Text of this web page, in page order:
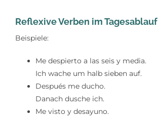
Reflexive Verben im Tagesablauf
Beispiele:
Me despierto a las seis y media.
Ich wache um halb sieben auf.
Después me ducho.
Danach dusche ich.
Me visto y desayuno.